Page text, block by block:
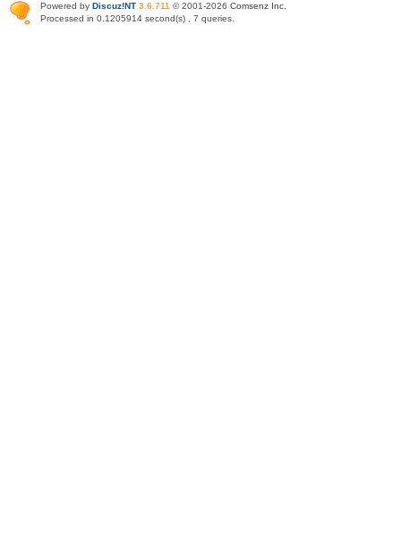
Powered by Discuz!NT 3.6.711 © 2001-2026 Comsenz Inc
Processed in 0.1205914 second(s) , 7 queries.